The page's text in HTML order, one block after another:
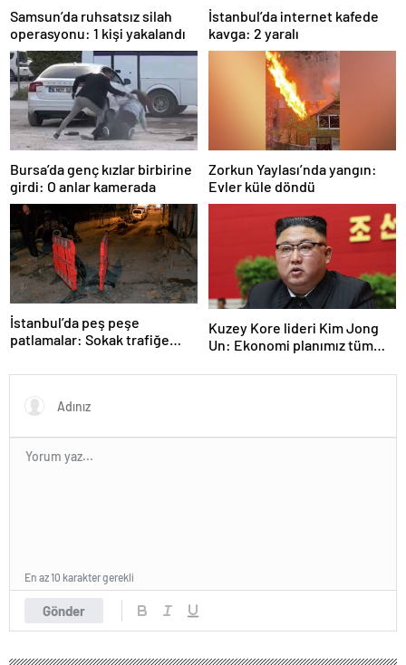
Samsun’da ruhsatsız silah
operasyonu: 1 kişi yakalandı
İstanbul’da internet kafede
kavga: 2 yaralı
Bursa’da genç kızlar birbirine
girdi: O anlar kamerada
Zorkun Yaylası’nda yangın:
Evler küle döndü
İstanbul’da peş peşe
patlamalar: Sokak trafiğe
Kuzey Kore lideri Kim Jong
Un: Ekonomi planımız tüm
Gönder
En az 10 karakter gerekli